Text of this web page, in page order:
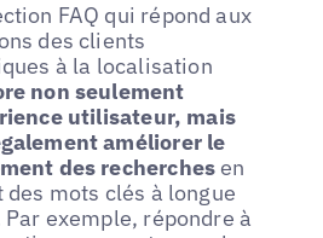
FAQ qui répond aux
des clients
à la localisation
non seulement
utilisateur, mais
améliorer le
des recherches en
des mots clés à longue
exemple, répondre à